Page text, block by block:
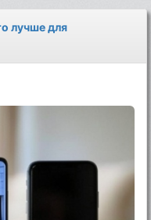
лучше для